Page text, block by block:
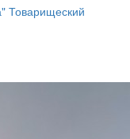
Товарищеский